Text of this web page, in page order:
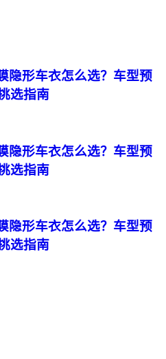
隐形车衣怎么选？车型预
选指南
隐形车衣怎么选？车型预
选指南
隐形车衣怎么选？车型预
选指南